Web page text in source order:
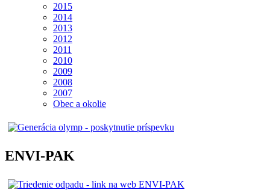
2015
2014
2013
2012
2011
2010
2009
2008
2007
Obec a okolie
ENVI-PAK